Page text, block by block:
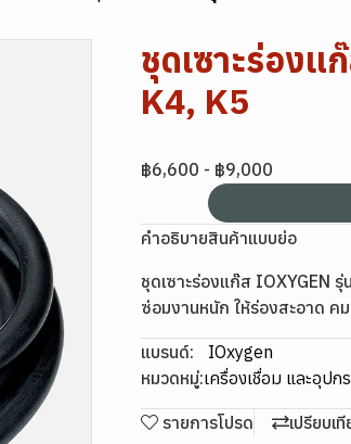
ชุดเซาะร่องแ
K4, K5
฿6,600 - ฿9,000
คำอธิบายสินค้าแบบย่อ
ชุดเซาะร่องแก๊ส IOXYGEN รุ่
ซ่อมงานหนัก ให้ร่องสะอาด ค
แบรนด์:
IOxygen
หมวดหมู่:เครื่องเชื่อม และอุป
รายการโปรด เปรียบเ